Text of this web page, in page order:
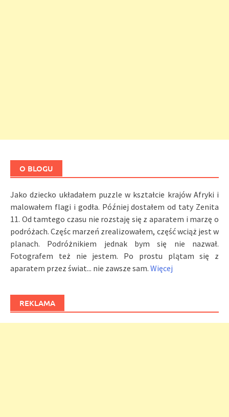
O BLOGU
Jako dziecko układałem puzzle w kształcie krajów Afryki i
malowałem flagi i godła. Później dostałem od taty Zenita
11. Od tamtego czasu nie rozstaję się z aparatem i marzę o
podróżach. Częśc marzeń zrealizowałem, część wciąż jest w
planach. Podróżnikiem jednak bym się nie nazwał.
Fotografem też nie jestem. Po prostu plątam się z
aparatem przez świat... nie zawsze sam. Więcej
REKLAMA